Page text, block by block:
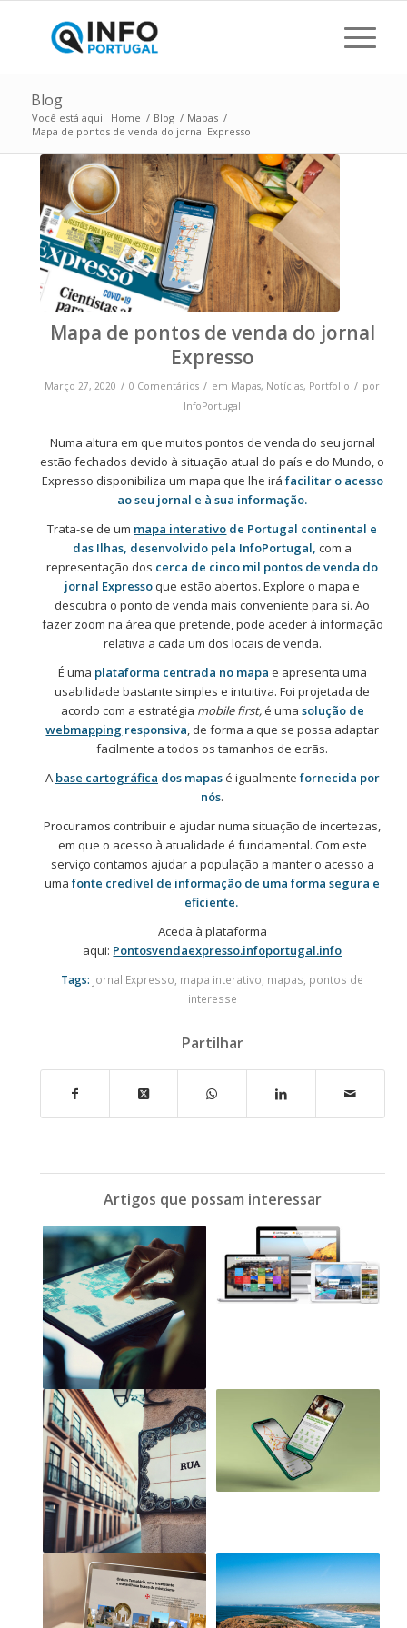
Blog
Você está aqui: Home / Blog / Mapas /
Mapa de pontos de venda do jornal Expresso
Mapa de pontos de venda do jornal
Expresso
Março 27, 2020 / 0 Comentários / em Mapas, Notícias, Portfolio / por
InfoPortugal
Numa altura em que muitos pontos de venda do seu jornal
estão fechados devido à situação atual do país e do Mundo, o
Expresso disponibiliza um mapa que lhe irá facilitar o acesso
ao seu jornal e à sua informação.
Trata-se de um mapa interativo de Portugal continental e
das Ilhas, desenvolvido pela InfoPortugal, com a
representação dos cerca de cinco mil pontos de venda do
jornal Expressoque estão abertos. Explore o mapa e
descubra o ponto de venda mais conveniente para si. Ao
fazer zoom na área que pretende, pode aceder à informação
relativa a cada um dos locais de venda.
É uma plataforma centrada no mapa e apresenta uma
usabilidade bastante simples e intuitiva. Foi projetada de
acordo com a estratégia mobile first,é uma solução de
webmapping responsiva, de forma a que se possa adaptar
facilmente a todos os tamanhos de ecrãs.
A base cartográfica dos mapasé igualmente fornecida por
nós.
Procuramos contribuir e ajudar numa situação de incertezas,
em que o acesso à atualidade é fundamental. Com este
serviço contamos ajudar a população a manter o acesso a
umafonte credível de informação de uma forma segura e
eficiente.
Aceda à plataforma
aqui: Pontosvendaexpresso.infoportugal.info
Tags: Jornal Expresso mapa interativo mapas pontos de
interesse
Partilhar
Artigos que possam interessar